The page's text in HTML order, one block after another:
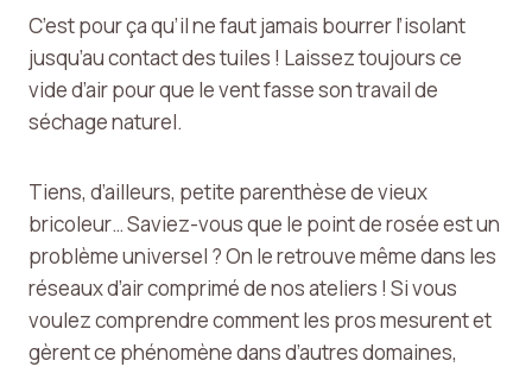
C’est pour ça qu’il ne faut jamais bourrer l’isolant
jusqu’au contact des tuiles ! Laissez toujours ce
vide d’air pour que le vent fasse son travail de
séchage naturel.
Tiens, d’ailleurs, petite parenthèse de vieux
bricoleur… Saviez-vous que le point de rosée est un
problème universel ? On le retrouve même dans les
réseaux d’air comprimé de nos ateliers ! Si vous
voulez comprendre comment les pros mesurent et
gèrent ce phénomène dans d’autres domaines,